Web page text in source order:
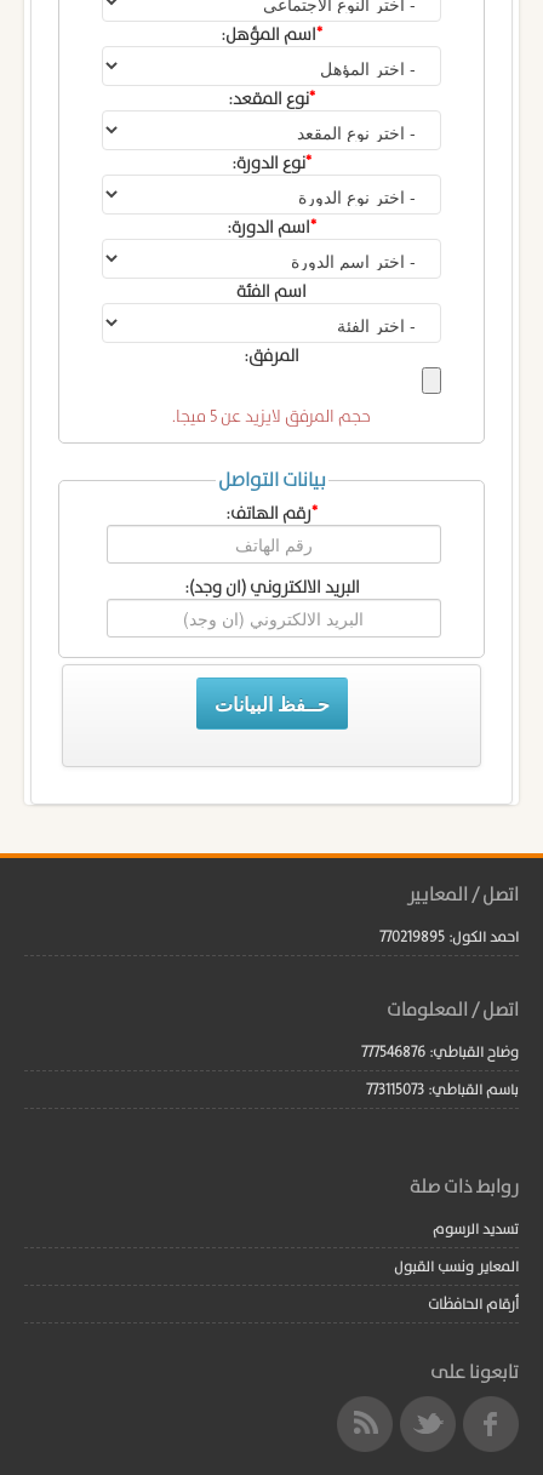
*اسم المؤهل:
*نوع المقعد:
*نوع الدورة:
*اسم الدورة:
اسم الفئة
المرفق:
حجم المرفق لايزيد عن 5 ميجا.
بيانات التواصل
*رقم الهاتف:
البريد الالكتروني (ان وجد):
حــفظ البيانات
اتصل / المعايير
احمد الكول: 770219895
اتصل / المعلومات
وضاح القباطي: 777546876
باسم القباطي: 773115073
روابط ذات صلة
تسديد الرسوم
المعاير ونسب القبول
أرقام الحافظات
تابعونا على